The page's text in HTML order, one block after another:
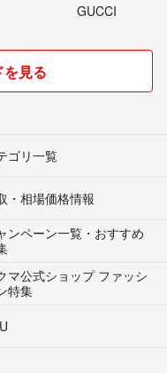
GUCCI
見る
ゴリ一覧
・相場価格情報
ンペーン一覧・おすすめ
マ公式ショップ ファッシ
特集